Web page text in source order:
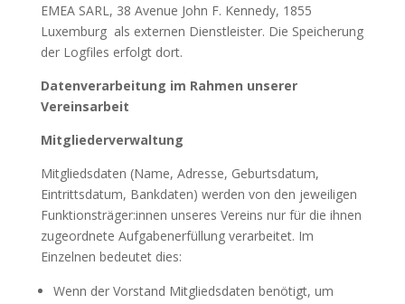
EMEA SARL, 38 Avenue John F. Kennedy, 1855
Luxemburg als externen Dienstleister. Die Speicherung
der Logfiles erfolgt dort.
Datenverarbeitung im Rahmen unserer
Vereinsarbeit
Mitgliederverwaltung
Mitgliedsdaten (Name, Adresse, Geburtsdatum,
Eintrittsdatum, Bankdaten) werden von den jeweiligen
Funktionsträger:innen unseres Vereins nur für die ihnen
zugeordnete Aufgabenerfüllung verarbeitet. Im
Einzelnen bedeutet dies:
Wenn der Vorstand Mitgliedsdaten benötigt, um